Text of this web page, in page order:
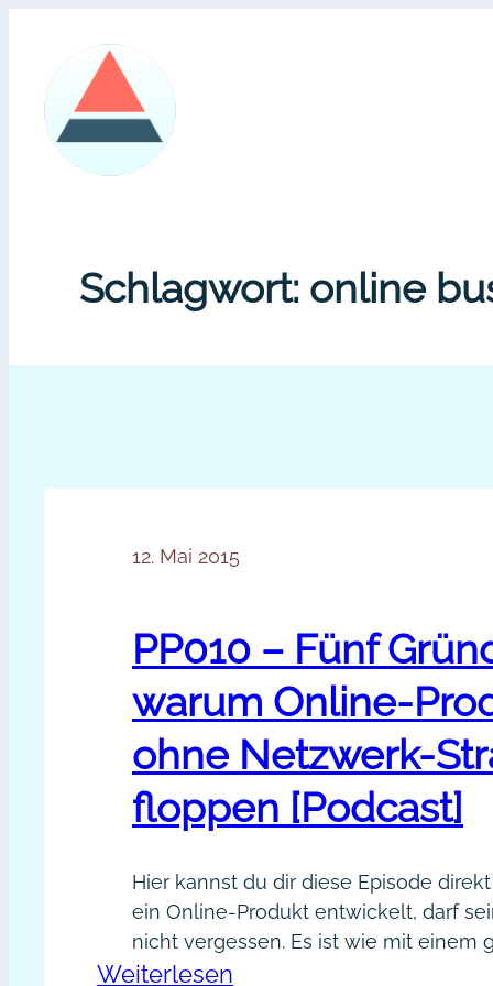
springen
Schlagwort: online
12. Mai 2015
PP010 – Fünf
warum Online-
ohne Netzwerk-
floppen [Podcast]
Hier kannst du dir diese Episode
ein Online-Produkt entwickelt, darf
nicht vergessen. Es ist wie mit einem
Nicht der Koch entscheidet, was gut
Weiterlesen